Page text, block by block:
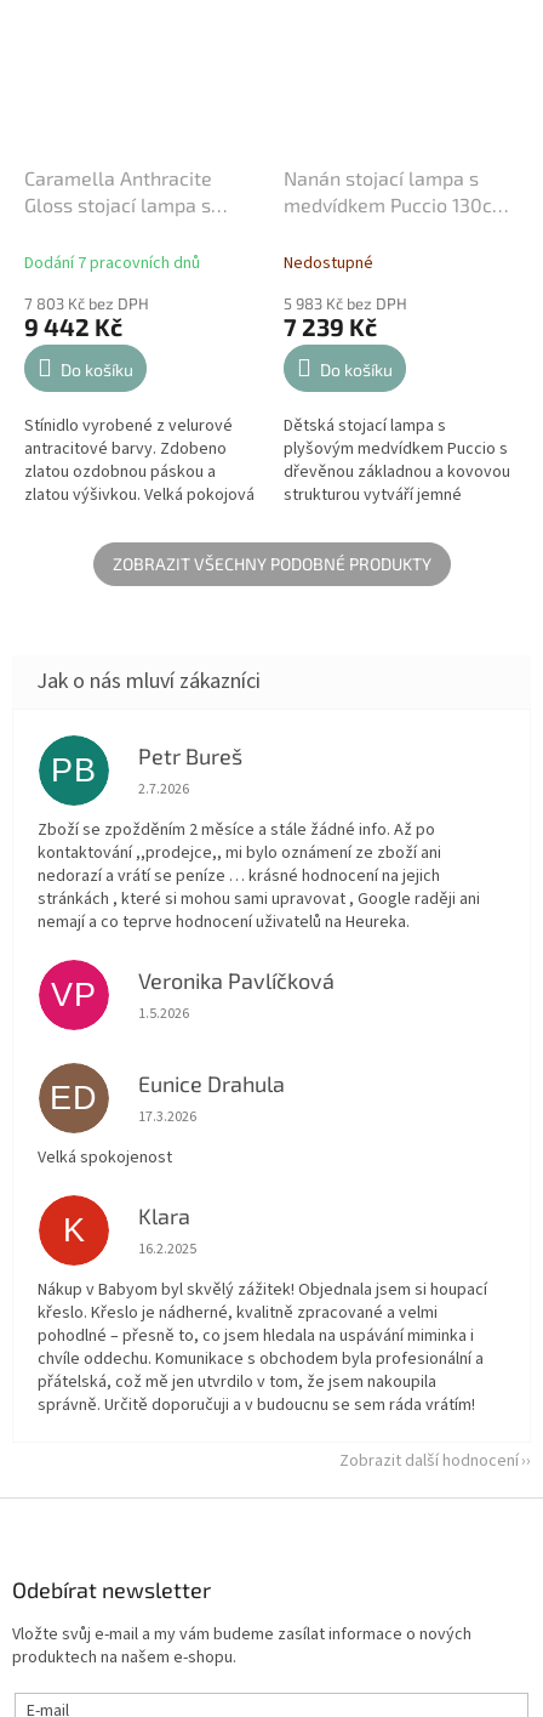
Caramella Anthracite
Gloss stojací lampa s
Dodání 7 pracovních dnů
7 803 Kč bez DPH
9 442 Kč
Do košíku
Stínidlo vyrobené z velurové
antracitové barvy. Zdobeno
zlatou ozdobnou páskou a
zlatou výšivkou. Velká pokojová
nohou bude fungovat v každém
dětském...
Nanán stojací lampa s
medvídkem Puccio 130cm
Nedostupné
5 983 Kč bez DPH
7 239 Kč
Do košíku
Dětská stojací lampa s
plyšovým medvídkem Puccio s
dřevěnou základnou a kovovou
strukturou vytváří jemné
svítidlo objímá něžný růžový
medvídek...
ZOBRAZIT VŠECHNY PODOBNÉ PRODUKTY
PB Petr Bureš
Hodnocení obchodu je 1 z 5 hvězdiček.
2.7.2026
Zboží se zpožděním 2 měsíce a stále žádné info. Až po
kontaktování ,,prodejce,, mi bylo oznámení ze zboží ani
nedorazí a vrátí se peníze … krásné hodnocení na jejich
stránkách , které si mohou sami upravovat , Google raději ani
nemají a co teprve hodnocení uživatelů na Heureka.
VP Veronika Pavlíčková
Hodnocení obchodu je 5 z 5 hvězdiček.
1.5.2026
ED Eunice Drahula
Hodnocení obchodu je 5 z 5 hvězdiček.
17.3.2026
Velká spokojenost
K Klara
Hodnocení obchodu je 5 z 5 hvězdiček.
16.2.2025
Nákup v Babyom byl skvělý zážitek! Objednala jsem si houpací
křeslo. Křeslo je nádherné, kvalitně zpracované a velmi
pohodlné – přesně to, co jsem hledala na uspávání miminka i
chvíle oddechu. Komunikace s obchodem byla profesionální a
přátelská, což mě jen utvrdilo v tom, že jsem nakoupila
správně. Určitě doporučuji a v budoucnu se sem ráda vrátím!
Zobrazit další hodnocení
Odebírat newsletter
Vložte svůj e-mail a my vám budeme zasílat informace o nových
produktech na našem e-shopu.
E-mail